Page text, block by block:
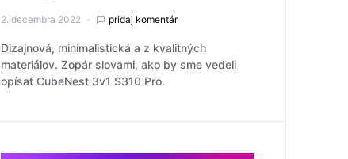
2. decembra 2022 pridaj komentár
Dizajnová, minimalistická a z kvalitných
materiálov. Zopár slovami, ako by sme vedeli
opísať CubeNest 3v1 S310 Pro.